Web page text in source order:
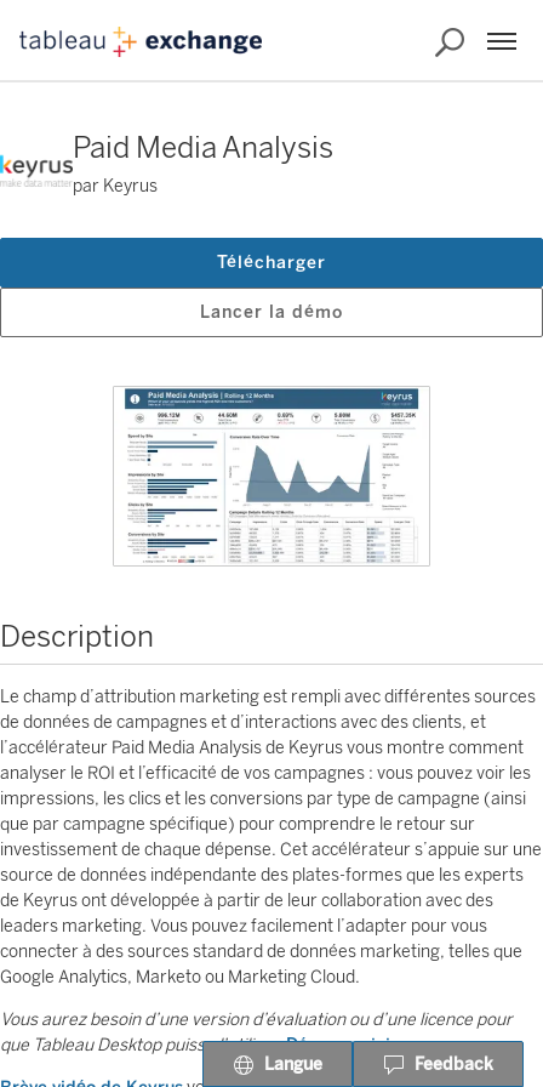
Paid Media Analysis
par Keyrus
Lancer la démo
Télécharger
Description
Le champ d’attribution marketing est rempli avec différentes sources
de données de campagnes et d’interactions avec des clients, et
l’accélérateur Paid Media Analysis de Keyrus vous montre comment
analyser le ROI et l’efficacité de vos campagnes : vous pouvez voir les
impressions, les clics et les conversions par type de campagne (ainsi
que par campagne spécifique) pour comprendre le retour sur
investissement de chaque dépense. Cet accélérateur s’appuie sur une
source de données indépendante des plates-formes que les experts
de Keyrus ont développée à partir de leur collaboration avec des
leaders marketing. Vous pouvez facilement l’adapter pour vous
connecter à des sources standard de données marketing, telles que
Google Analytics, Marketo ou Marketing Cloud.
Vous aurez besoin d’une version d’évaluation ou d’une licence pour
que Tableau Desktop puisse l’utiliser.Démarrez ici.
Langue Feedback